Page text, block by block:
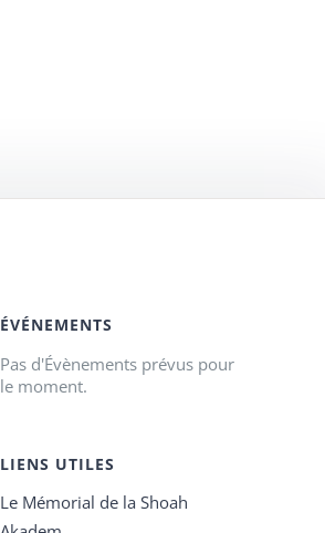
ÉVÉNEMENTS
Pas d'Évènements prévus pour
le moment.
LIENS UTILES
Le Mémorial de la Shoah